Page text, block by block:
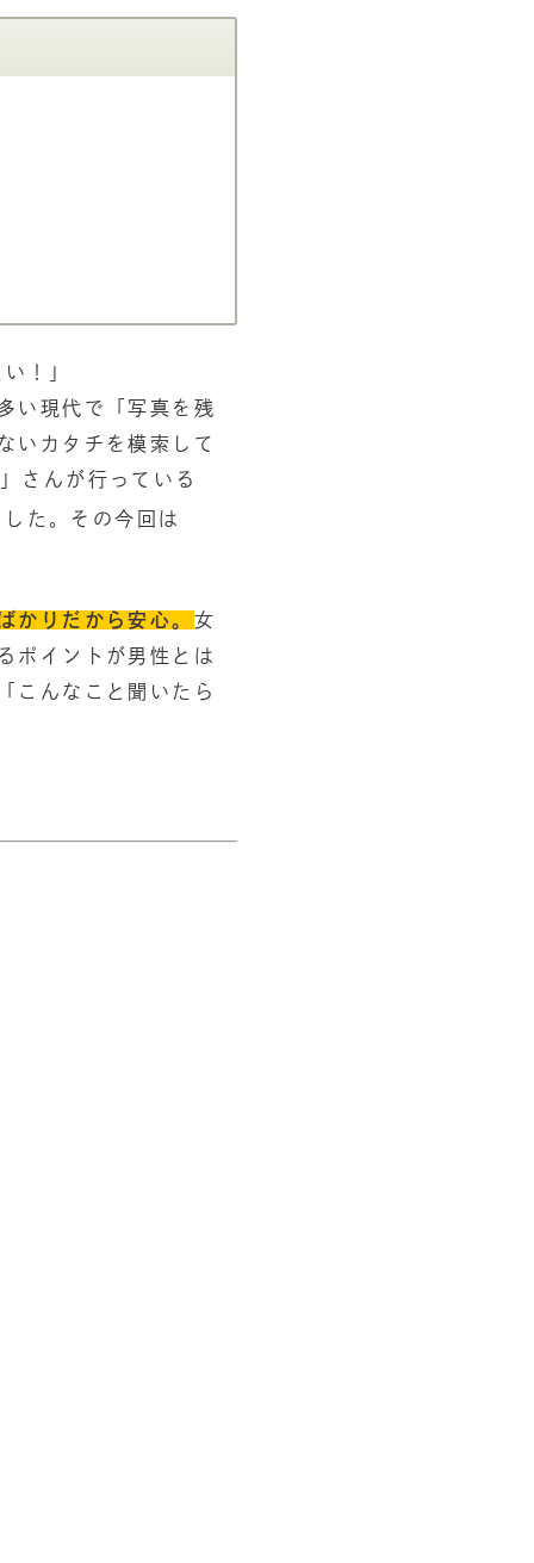
！」
い現代で「写真を残
いカタチを模索して
」さんが行っている
た。その今回は
かりだから安心。 女
ポイントが男性とは
こんなこと聞いたら